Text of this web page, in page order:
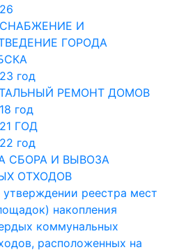
И
ГОРОДА
год
РЕМОНТ ДОМОВ
год
ГОД
год
СБОРА И ВЫВОЗА
ОТХОДОВ
утверждении реестра мест
накопления
коммунальных
расположенных на